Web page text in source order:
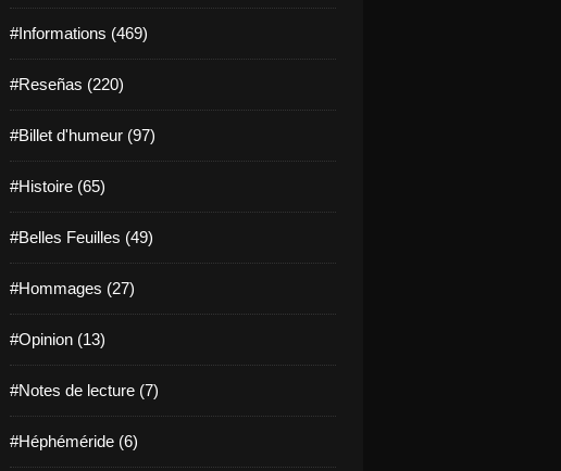
#Informations (469)
#Reseñas (220)
#Billet d'humeur (97)
#Histoire (65)
#Belles Feuilles (49)
#Hommages (27)
#Opinion (13)
#Notes de lecture (7)
#Héphéméride (6)